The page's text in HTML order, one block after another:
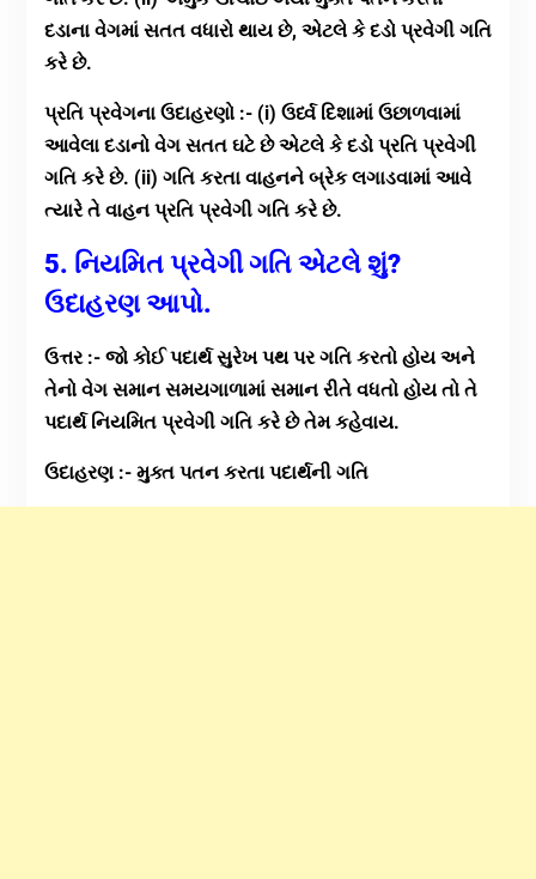
દડાના વેગમાં સતત વધારો થાય છે, એટલે કે દડો પ્રવેગી ગતિ
કરે છે.
પ્રતિ પ્રવેગના ઉદાહરણો :- (i) ઉર્ધ્વ દિશામાં ઉછાળવામાં
આવેલા દડાનો વેગ સતત ઘટે છે એટલે કે દડો પ્રતિ પ્રવેગી
ગતિ કરે છે. (ii) ગતિ કરતા વાહનને બ્રેક લગાડવામાં આવે
ત્યારે તે વાહન પ્રતિ પ્રવેગી ગતિ કરે છે.
5. નિયમિત પ્રવેગી ગતિ એટલે શું?
ઉદાહરણ આપો.
ઉત્તર :- જો કોઈ પદાર્થ સુરેખ પથ પર ગતિ કરતો હોય અને
તેનો વેગ સમાન સમયગાળામાં સમાન રીતે વધતો હોય તો તે
પદાર્થ નિયમિત પ્રવેગી ગતિ કરે છે તેમ કહેવાય.
ઉદાહરણ :- મુક્ત પતન કરતા પદાર્થની ગતિ